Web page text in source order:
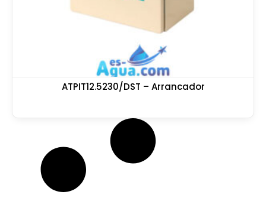
ATPIT12.5230/DST – Arrancador